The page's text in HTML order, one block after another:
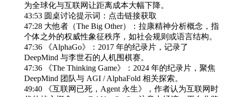
为全球化与互联网让距离成本大幅下降。
43:53 圆桌讨论提示词：点击链接获取
47:28 大他者（The Big Other）：拉康精神分析概念，指
个体之外的权威性象征秩序，如社会规则或语言结构。
47:36 《AlphaGo》：2017 年的纪录片，记录了
DeepMind 与李世石的人机围棋赛。
47:36 《The Thinking Game》：2024 年的纪录片，聚焦
DeepMind 团队与 AGI / AlphaFold 相关探索。
49:40 《互联网已死，Agent 永生》，作者认为互联网时